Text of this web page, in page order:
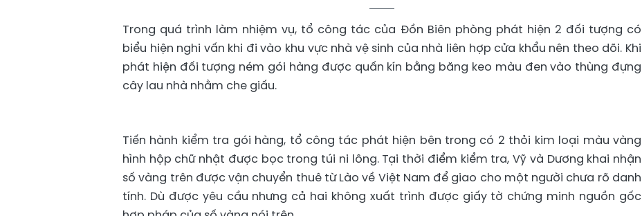
Trong quá trình làm nhiệm vụ, tổ công tác của Đồn Biên phòng phát hiện 2 đối tượng có
biểu hiện nghi vấn khi đi vào khu vực nhà vệ sinh của nhà liên hợp cửa khẩu nên theo dõi. Khi
phát hiện đối tượng ném gói hàng được quấn kín bằng băng keo màu đen vào thùng đựng
cây lau nhà nhằm che giấu.
Tiến hành kiểm tra gói hàng, tổ công tác phát hiện bên trong có 2 thỏi kim loại màu vàng
hình hộp chữ nhật được bọc trong túi ni lông. Tại thời điểm kiểm tra, Vỹ và Dương khai nhận
số vàng trên được vận chuyển thuê từ Lào về Việt Nam để giao cho một người chưa rõ danh
tính. Dù được yêu cầu nhưng cả hai không xuất trình được giấy tờ chứng minh nguồn gốc